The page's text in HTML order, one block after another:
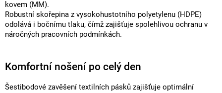
kovem (MM).
Robustní skořepina z vysokohustotního polyetylenu (HDPE)
odolává i bočnímu tlaku, čímž zajišťuje spolehlivou ochranu v
náročných pracovních podmínkách.
Komfortní nošení po celý den
Šestibodové zavěšení textilních pásků zajišťuje optimální